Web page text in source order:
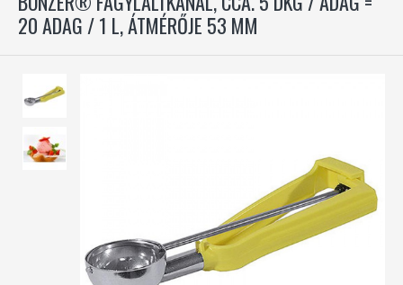
20 ADAG / 1 L, ÁTMÉRŐJE 53 MM